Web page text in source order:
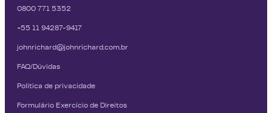
0800 771 5352
+55 11 94287-9417
johnrichard@johnrichard.com.br
FAQ/Dúvidas
Política de privacidade
Formulário Exercício de Direitos